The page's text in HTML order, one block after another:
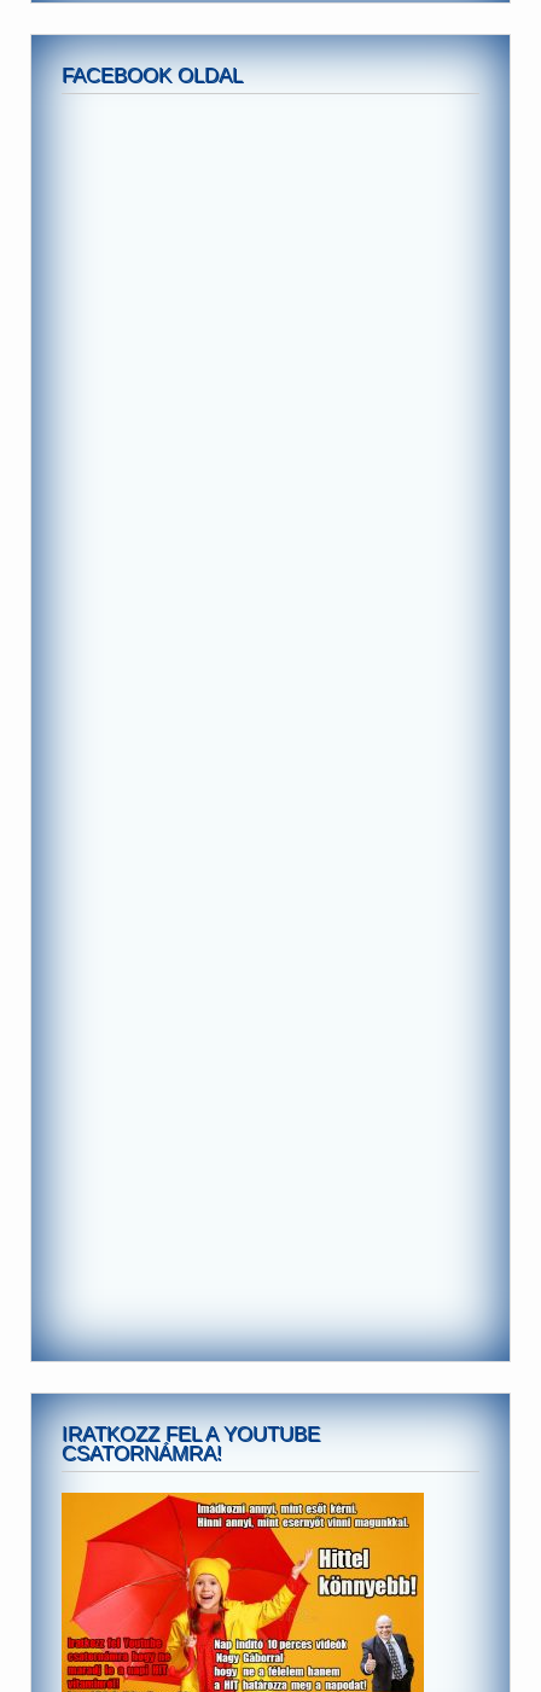
FACEBOOK OLDAL
IRATKOZZ FEL A YOUTUBE
CSATORNÁMRA!